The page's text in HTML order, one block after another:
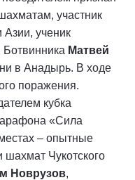
участник
ученик
Матвей
в Анадырь. В ходе
поражения.
кубка
«Сила
– опытные
Чукотского
Новрузов,